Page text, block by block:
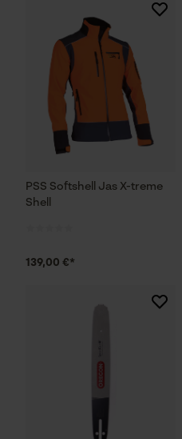
PSS Softshell Jas X-treme
Shell
139,00 €*